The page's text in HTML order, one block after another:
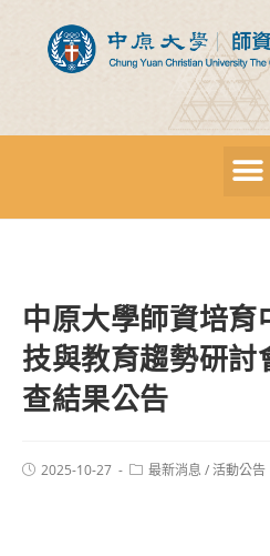
中原大學師資培
技與教育趨勢研討
查結果公告
2025-10-27 最新消息 /活動公告